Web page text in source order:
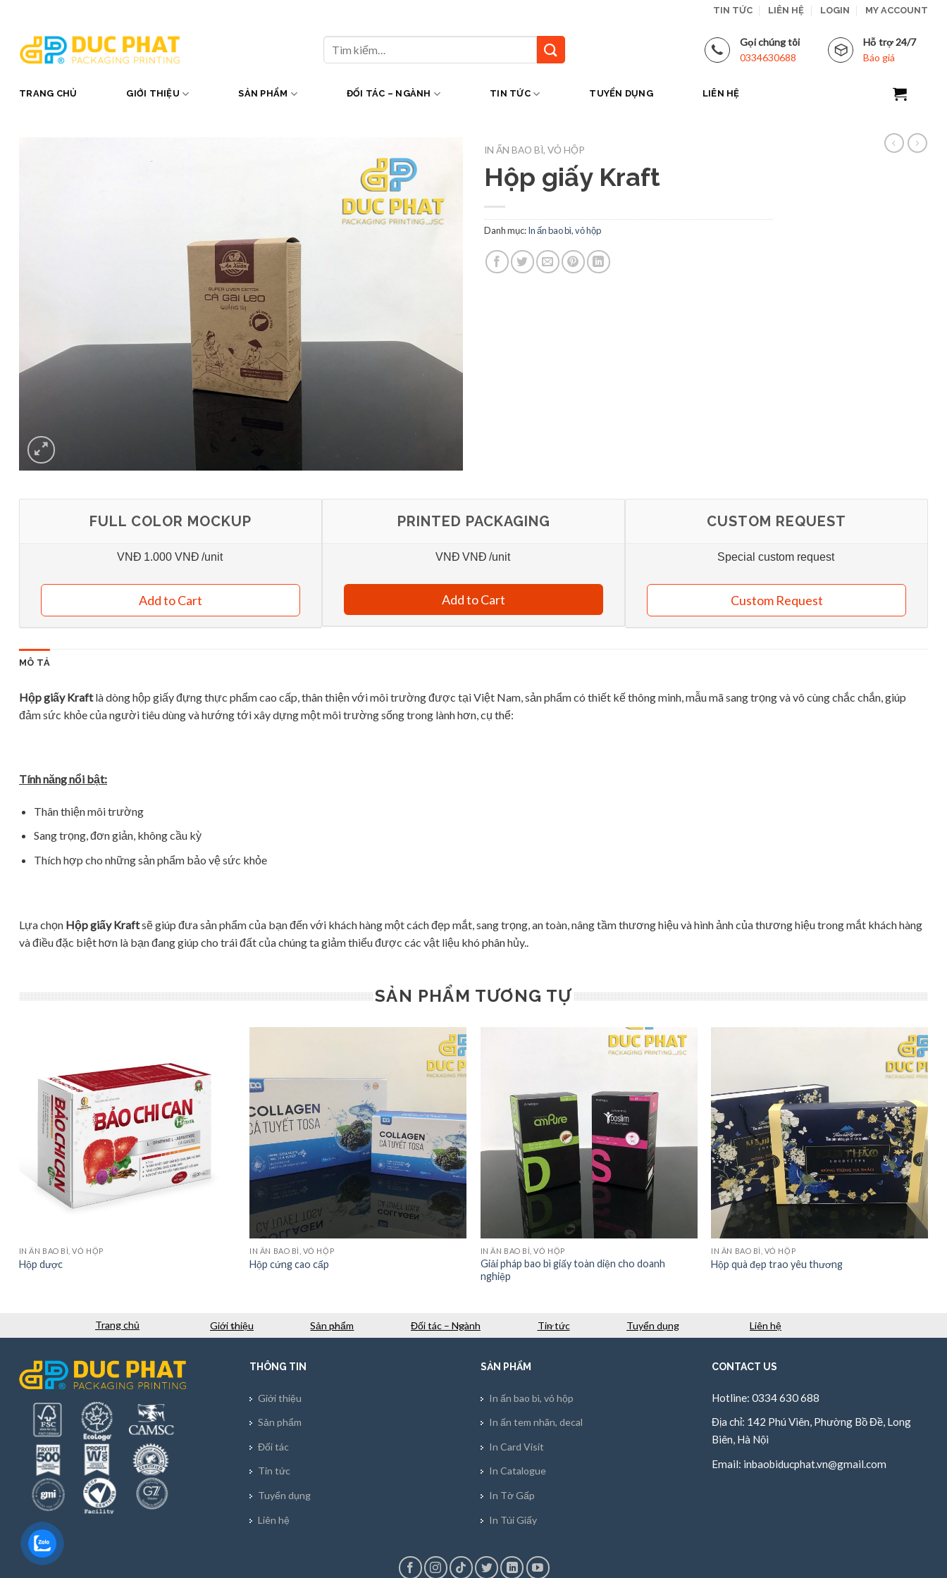
content
TIN TỨC LIÊN HỆ LOGIN MY ACCOUNT
kiếm:
Gọi chúng tôi
0334630688
Hỗ trợ 24/7
Báo giá
TRANG CHỦ GIỚI THIỆU SẢN PHẨM ĐỐI TÁC – NGÀNH TIN TỨC TUYỂN DỤNG LIÊN HỆ
IN ẤN BAO BÌ, VỎ HỘP
Hộp giấy Kraft
Danh mục:In ấn bao bì, vỏ hộp
FULL COLOR MOCKUP
VNĐ 1.000 VNĐ /unit
Add to Cart
PRINTED PACKAGING
VNĐ VNĐ /unit
Add to Cart
CUSTOM REQUEST
Special custom request
Custom Request
MÔ TẢ
Hộp giấy Kraftlà dòng hộp giấy đựng thực phẩm cao cấp, thân thiện với môi trường được tại Việt Nam, sản phẩm có thiết kế thông minh, mẫu mã sang trọng và vô cùng chắc chắn, giúp
đảm sức khỏe của người tiêu dùng và hướng tới xây dựng một môi trường sống trong lành hơn, cụ thể:
Tính năng nổi bật:
Thân thiện môi trường
Sang trọng, đơn giản, không cầu kỳ
Thích hợp cho những sản phẩm bảo vệ sức khỏe
Lựa chọn Hộp giấy Kraftsẽ giúp đưa sản phẩm của bạn đến với khách hàng một cách đẹp mắt, sang trọng, an toàn, nâng tầm thương hiệu và hình ảnh của thương hiệu trong mắt khách hàng
và điều đặc biệt hơn là bạn đang giúp cho trái đất của chúng ta giảm thiểu được các vật liệu khó phân hủy..
SẢN PHẨM TƯƠNG TỰ
IN ẤN BAO BÌ, VỎ HỘP
Hộp dược
IN ẤN BAO BÌ, VỎ HỘP
Hộp cứng cao cấp
IN ẤN BAO BÌ, VỎ HỘP
Giải pháp bao bì giấy toàn diện cho doanh
nghiệp
IN ẤN BAO BÌ, VỎ HỘP
Hộp quà đẹp trao yêu thương
Trang chủ Giới thiệu Sản phẩm Đối tác – Ngành Tin tức Tuyển dụng Liên hệ
THÔNG TIN
Giới thiệu
Sản phẩm
Đối tác
Tin tức
Tuyển dụng
Liên hệ
SẢN PHẨM
In ấn bao bì, vỏ hộp
In ấn tem nhãn, decal
In Card Visit
In Catalogue
In Tờ Gấp
In Túi Giấy
CONTACT US
Hotline: 0334 630 688
Địa chỉ: 142 Phú Viên, Phường Bồ Đề, Long
Biên, Hà Nội
Email: inbaobiducphat.vn@gmail.com